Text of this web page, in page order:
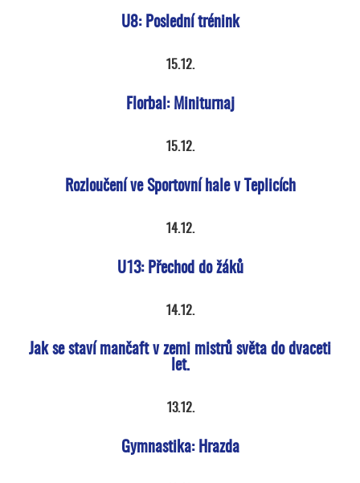
U8: Poslední trénink
15.12.
Florbal: Miniturnaj
15.12.
Rozloučení ve Sportovní hale v Teplicích
14.12.
U13: Přechod do žáků
14.12.
Jak se staví mančaft v zemi mistrů světa do dvaceti
let.
13.12.
Gymnastika: Hrazda